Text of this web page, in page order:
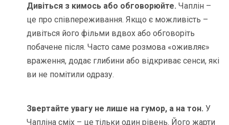
Дивіться з кимось або обговорюйте. Чаплін –
це про співпереживання. Якщо є можливість –
дивіться його фільми вдвох або обговоріть
побачене після. Часто саме розмова «оживляє»
враження, додає глибини або відкриває сенси, які
ви не помітили одразу.
Звертайте увагу не лише на гумор, а на тон. У
Чапліна сміх – це тільки один рівень. Його жарти